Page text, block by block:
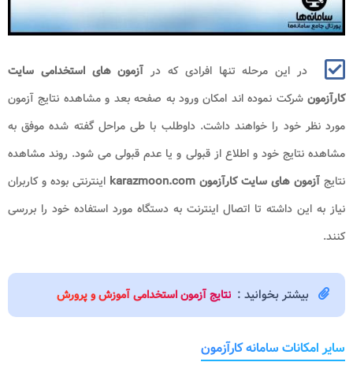
در این مرحله تنها افرادی که در آزمون های استخدامی سایت
کارآزمون شرکت نموده اند امکان ورود به صفحه بعد و مشاهده نتایج آزمون
مورد نظر خود را خواهند داشت. داوطلب با طی مراحل گفته شده موفق به
مشاهده نتایج خود و اطلاع از قبولی و یا عدم قبولی می شود. روند مشاهده
نتایج آزمون های سایت کارآزمون karazmoon.com
اینترنتی بوده و کاربران
نیاز به این داشته تا اتصال اینترنت به دستگاه مورد استفاده خود را بررسی
کنند.
بیشتر بخوانید : نتایج آزمون استخدامی آموزش و پرورش
سایر امکانات سامانه کارآزمون